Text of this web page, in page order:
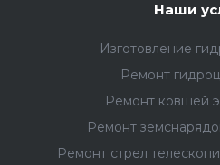
Наши
Изготовление
Ремонт
Ремонт ковшей
Ремонт
Ремонт стрел